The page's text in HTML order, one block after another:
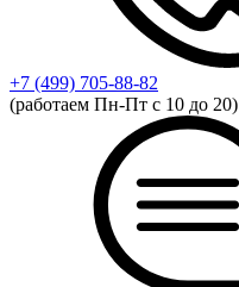
+7 (499) 705-88-82
(работаем Пн-Пт с 10 до 20)